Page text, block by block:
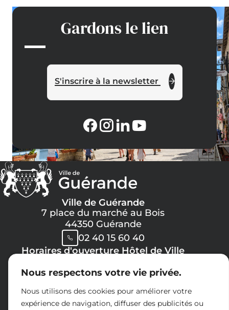
Nous respectons votre vie privée.
Nous utilisons des cookies pour améliorer votre
expérience de navigation, diffuser des publicités ou
Gardons le lien
S'inscrire à la newsletter
Ville de Guérande
7 place du marché au Bois
44350 Guérande
02 40 15 60 40
Horaires d'ouverture Hôtel de Ville
Lundi, Mercredi, Jeudi, Vendredi :
08h30 -> 12h00
13h30 -> 17h30
Mardi :